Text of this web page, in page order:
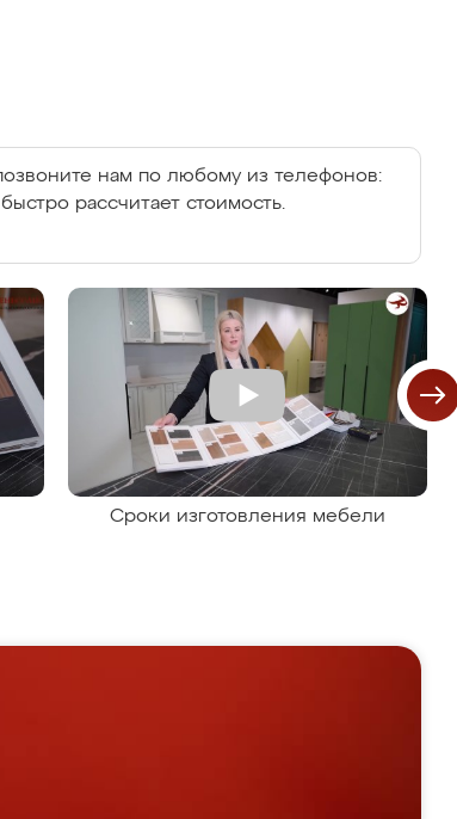
нам по любому из телефонов:
рассчитает стоимость.
Сроки изготовления мебели